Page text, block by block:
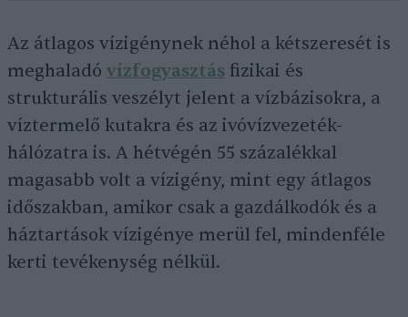
Az átlagos vízigénynek néhol a kétszeresét is
meghaladó vízfogyasztás fizikai és
strukturális veszélyt jelent a vízbázisokra, a
víztermelő kutakra és az ivóvízvezeték-
hálózatra is. A hétvégén 55 százalékkal
magasabb volt a vízigény, mint egy átlagos
időszakban, amikor csak a gazdálkodók és a
háztartások vízigénye merül fel, mindenféle
kerti tevékenység nélkül.